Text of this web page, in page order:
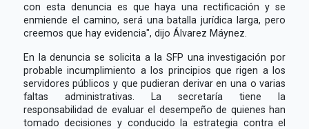
con esta denuncia es que haya una rectificación y se
enmiende el camino, será una batalla jurídica larga, pero
creemos que hay evidencia", dijo Álvarez Máynez.
En la denuncia se solicita a la SFP una investigación por
probable incumplimiento a los principios que rigen a los
servidores públicos y que pudieran derivar en una o varias
faltas administrativas. La secretaría tiene la
responsabilidad de evaluar el desempeño de quienes han
tomado decisiones y conducido la estrategia contra el